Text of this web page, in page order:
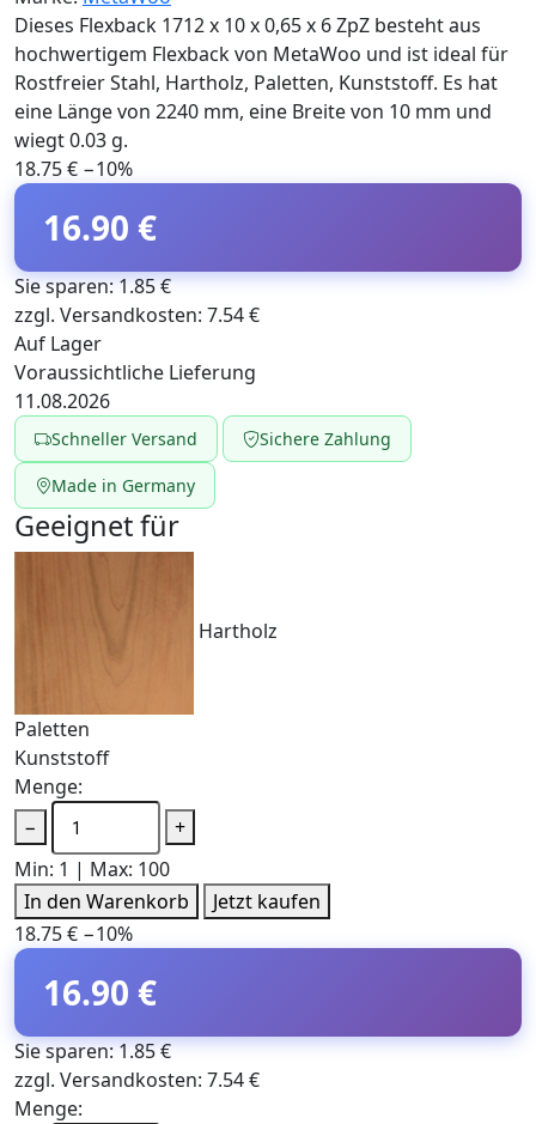
Dieses Flexback 1712 x 10 x 0,65 x 6 ZpZ besteht aus
hochwertigem Flexback von MetaWoo und ist ideal für
Rostfreier Stahl, Hartholz, Paletten, Kunststoff. Es hat
eine Länge von 2240 mm, eine Breite von 10 mm und
wiegt 0.03 g.
18.75 € −10%
16.90 €
Sie sparen: 1.85 €
zzgl. Versandkosten: 7.54 €
Auf Lager
Voraussichtliche Lieferung
11.08.2026
Schneller Versand Sichere Zahlung
Made in Germany
Geeignet für
Hartholz
Paletten
Kunststoff
Menge:
−
+
Min: 1 | Max: 100
In den Warenkorb
Jetzt kaufen
18.75 € −10%
16.90 €
Sie sparen: 1.85 €
zzgl. Versandkosten: 7.54 €
Menge: